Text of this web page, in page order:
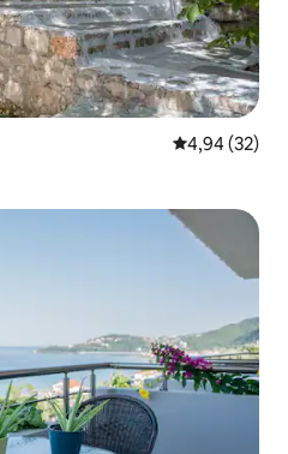
Gemiddelde
4,94 (32)